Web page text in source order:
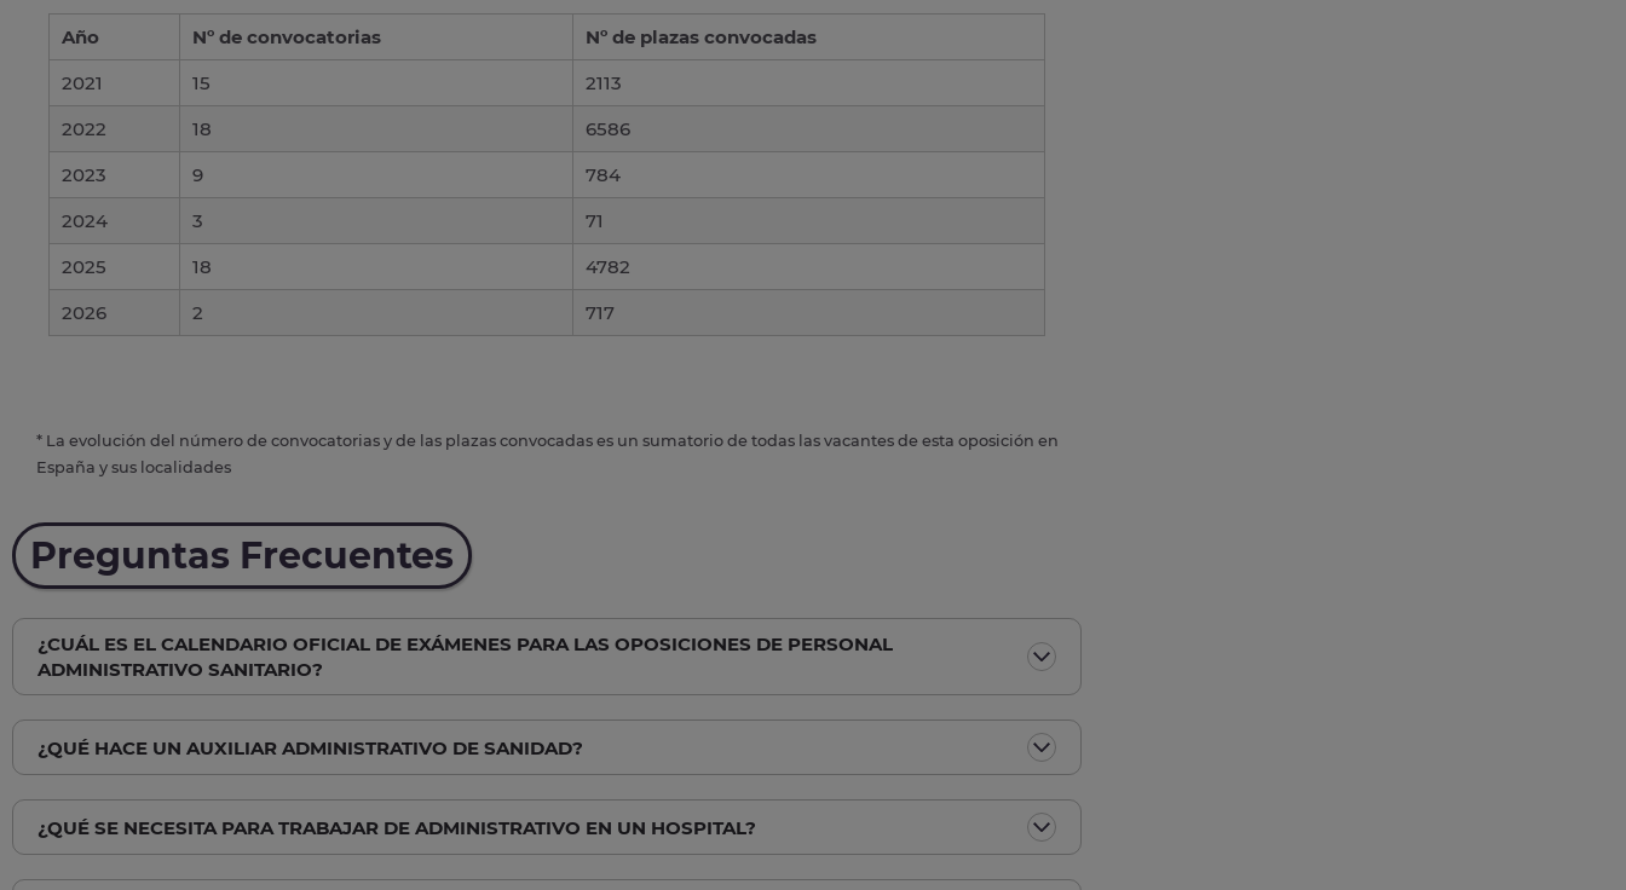
Año Nº de convocatorias
Nº de plazas convocadas
2021
15
2113
2022
18
6586
2023
9
784
2024
3
71
2025
18
4782
2026
2 717
* La evolución del número de convocatorias y de las plazas convocadas es un sumatorio de todas las vacantes de esta oposición en
España y sus localidades
Preguntas Frecuentes
¿CUÁL ES EL CALENDARIO OFICIAL DE EXÁMENES PARA LAS OPOSICIONES DE PERSONAL
ADMINISTRATIVO SANITARIO?
¿QUÉ HACE UN AUXILIAR ADMINISTRATIVO DE SANIDAD?
¿QUÉ SE NECESITA PARA TRABAJAR DE ADMINISTRATIVO EN UN HOSPITAL?